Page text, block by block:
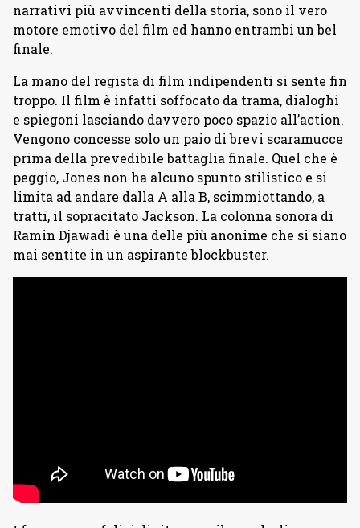
narrativi più avvincenti della storia, sono il vero
motore emotivo del film ed hanno entrambi un bel
finale.
La mano del regista di film indipendenti si sente fin
troppo. Il film è infatti soffocato da trama, dialoghi
e spiegoni lasciando davvero poco spazio all’action.
Vengono concesse solo un paio di brevi scaramucce
prima della prevedibile battaglia finale. Quel che è
peggio, Jones non ha alcuno spunto stilistico e si
limita ad andare dalla A alla B, scimmiottando, a
tratti, il sopracitato Jackson. La colonna sonora di
Ramin Djawadi è una delle più anonime che si siano
mai sentite in un aspirante blockbuster.